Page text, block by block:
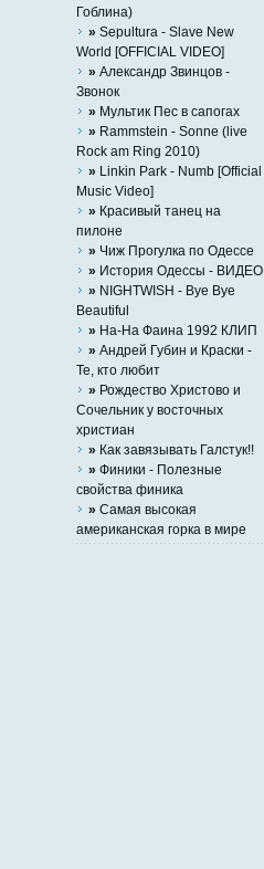
Гоблина)
» Sepultura - Slave New
World [OFFICIAL VIDEO]
» Александр Звинцов -
Звонок
» Мультик Пес в сапогах
» Rammstein - Sonne (live
Rock am Ring 2010)
» Linkin Park - Numb [Official
Music Video]
» Красивый танец на
пилоне
» Чиж Прогулка по Одессе
» История Одессы - ВИДЕО
» NIGHTWISH - Bye Bye
Beautiful
» На-На Фаина 1992 КЛИП
» Андрей Губин и Краски -
Те, кто любит
» Рождество Христово и
Сочельник у восточных
христиан
» Как завязывать Галстук!!
» Финики - Полезные
свойства финика
» Самая высокая
американская горка в мире